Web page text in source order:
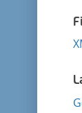
filter